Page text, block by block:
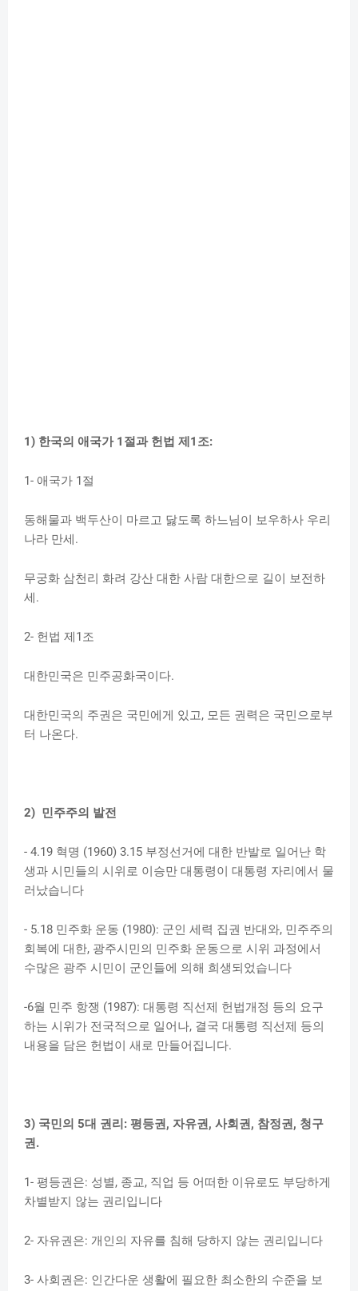
1) 한국의 애국가 1절과 헌법 제1조:
1- 애국가 1절
동해물과 백두산이 마르고 닳도록 하느님이 보우하사 우리
나라 만세.
무궁화 삼천리 화려 강산 대한 사람 대한으로 길이 보전하
세.
2- 헌법 제1조
대한민국은 민주공화국이다.
대한민국의 주권은 국민에게 있고, 모든 권력은 국민으로부
터 나온다.
2) 민주주의 발전
- 4.19 혁명 (1960) 3.15 부정선거에 대한 반발로 일어난 학
생과 시민들의 시위로 이승만 대통령이 대통령 자리에서 물
러났습니다
- 5.18 민주화 운동 (1980): 군인 세력 집권 반대와, 민주주의
회복에 대한, 광주시민의 민주화 운동으로 시위 과정에서
수많은 광주 시민이 군인들에 의해 희생되었습니다
-6월 민주 항쟁 (1987): 대통령 직선제 헌법개정 등의 요구
하는 시위가 전국적으로 일어나, 결국 대통령 직선제 등의
내용을 담은 헌법이 새로 만들어집니다.
3) 국민의 5대 권리: 평등권, 자유권, 사회권, 참정권, 청구
권.
1- 평등권은: 성별, 종교, 직업 등 어떠한 이유로도 부당하게
차별받지 않는 권리입니다
2- 자유권은: 개인의 자유를 침해 당하지 않는 권리입니다
3- 사회권은: 인간다운 생활에 필요한 최소한의 수준을 보